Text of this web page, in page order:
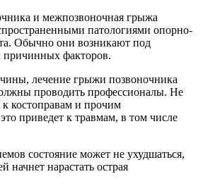
и межпозвоночная грыжа
патологиями опорно-
Обычно они возникают под
причинных факторов.
лечение грыжи позвоночника
проводить профессионалы. Не
к костоправам и прочим
приведет к травмам, в том числе
состояние может не ухудшаться,
начнет нарастать острая